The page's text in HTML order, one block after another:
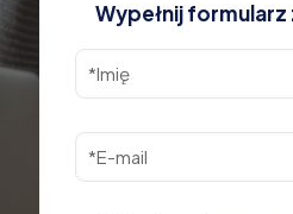
Wypełnij